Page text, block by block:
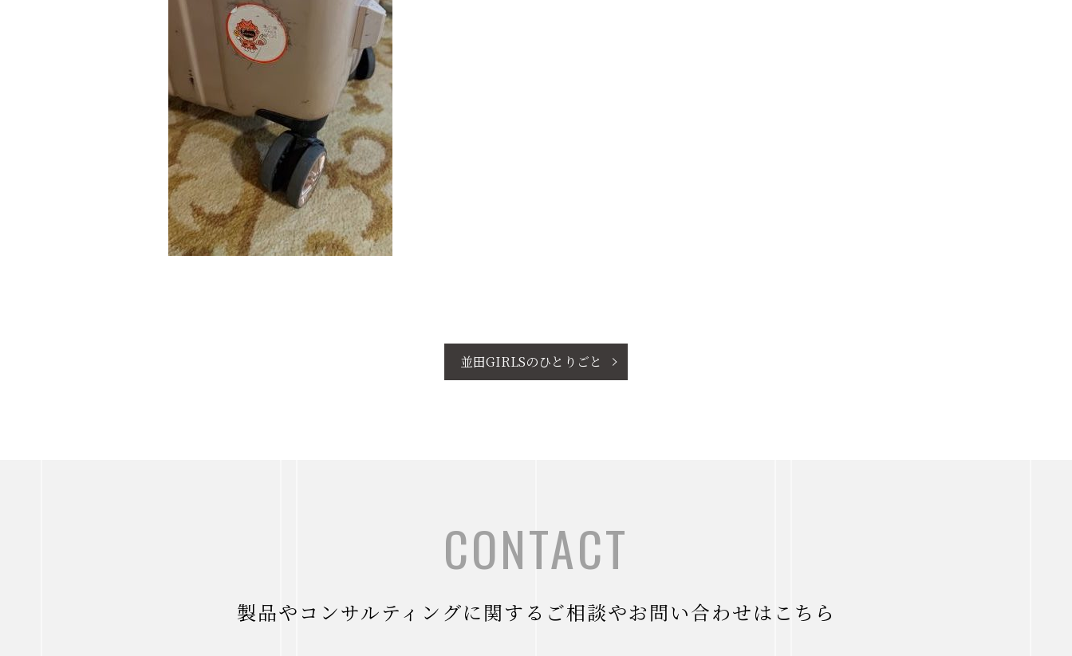
並田GIRLSのひとりごと
CONTACT
製品やコンサルティングに関するご相談やお問い合わせはこちら